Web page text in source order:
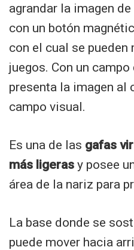
agrandar la imagen
con un botón
con el cual se pueden
juegos. Con un
presenta la imagen al
campo visual.
Es una de las gafas
más ligeras y posee
área de la nariz para
La base donde se
puede mover hacia